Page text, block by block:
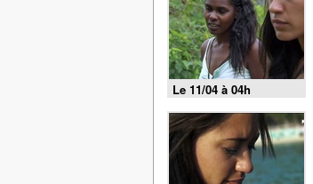
Le 11/04 à 04h